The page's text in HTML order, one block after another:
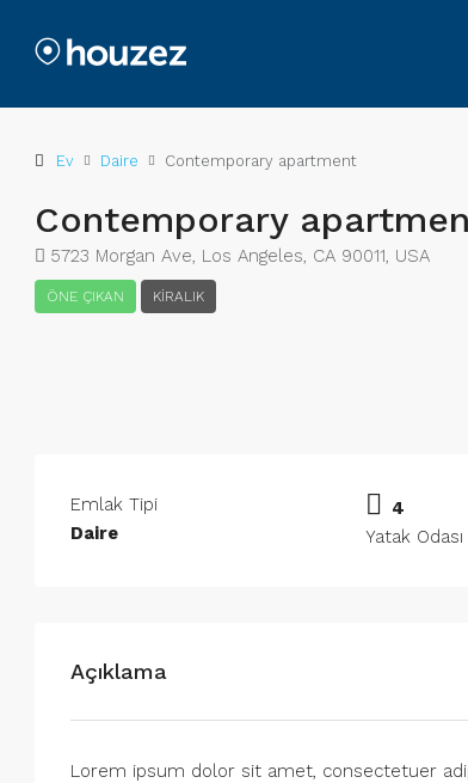
Ev Daire Contemporary apartment
Contemporary
5723 Morgan Ave, Los Angeles, CA 90011, USA
ÖNE ÇIKAN KIRALIK
Emlak Tipi
Daire
4
Yatak Odası
Açıklama
Lorem ipsum dolor sit amet, consectetuer